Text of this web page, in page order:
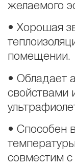
желаемого
• Хорошая
помещении.
• Обладает
свойствами
• Способен
совместим с